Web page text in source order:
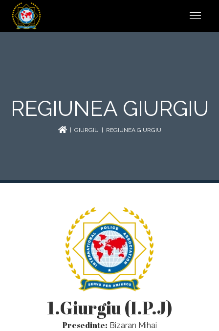
REGIUNEA GIURGIU
| GIURGIU | REGIUNEA GIURGIU
1.Giurgiu (I.P.J)
Presedinte: Bizaran Mihai